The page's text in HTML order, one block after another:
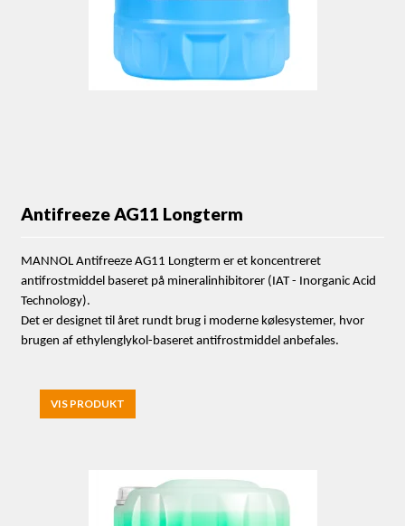
Antifreeze AG11 Longterm
MANNOL Antifreeze AG11 Longterm er et koncentreret
antifrostmiddel baseret på mineralinhibitorer (IAT - Inorganic Acid
Technology).
Det er designet til året rundt brug i moderne kølesystemer, hvor
brugen af ethylenglykol-baseret antifrostmiddel anbefales.
VIS PRODUKT